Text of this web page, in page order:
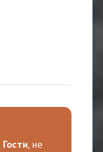
Гости, не